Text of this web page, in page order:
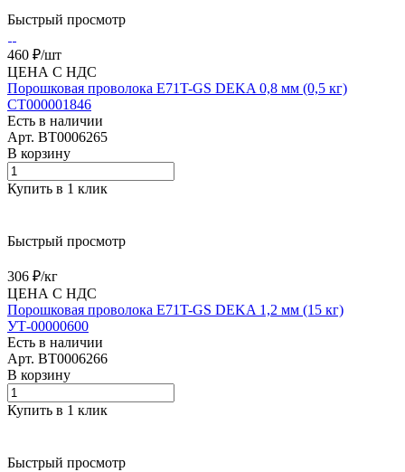
Быстрый просмотр
460 ₽/шт
ЦЕНА С НДС
Порошковая проволока E71T-GS DEKA 0,8 мм (0,5 кг)
СТ000001846
Есть в наличии
Арт. BT0006265
В корзину
Купить в 1 клик
Быстрый просмотр
306 ₽/кг
ЦЕНА С НДС
Порошковая проволока E71T-GS DEKA 1,2 мм (15 кг)
УТ-00000600
Есть в наличии
Арт. BT0006266
В корзину
Купить в 1 клик
Быстрый просмотр